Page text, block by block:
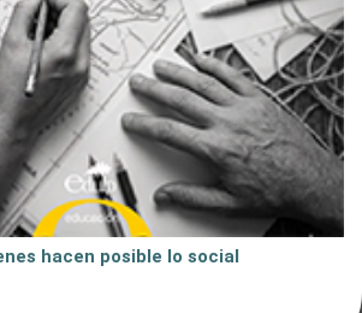
hacen posible lo social